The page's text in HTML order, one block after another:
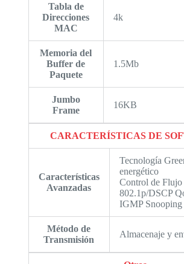
Tabla de
Direcciones
MAC
4k
Memoria del
Buffer de
Paquete
1.5Mb
Jumbo
Frame
16KB
CARACTERÍSTICAS DE
Características
Avanzadas
Tecnología
energético
Control de
802.1p/DSCP
IGMP Snooping
Método de
Transmisión
Almacenaje y